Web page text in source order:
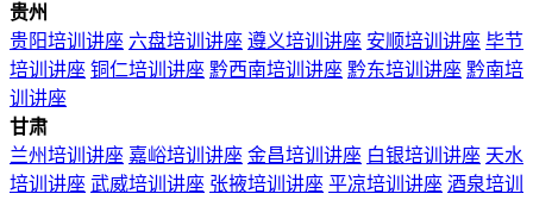
贵州
贵阳培训讲座 六盘培训讲座 遵义培训讲座 安顺培训讲座 毕节
培训讲座 铜仁培训讲座 黔西南培训讲座 黔东培训讲座 黔南培
训讲座
甘肃
兰州培训讲座 嘉峪培训讲座 金昌培训讲座 白银培训讲座 天水
培训讲座 武威培训讲座 张掖培训讲座 平凉培训讲座 酒泉培训